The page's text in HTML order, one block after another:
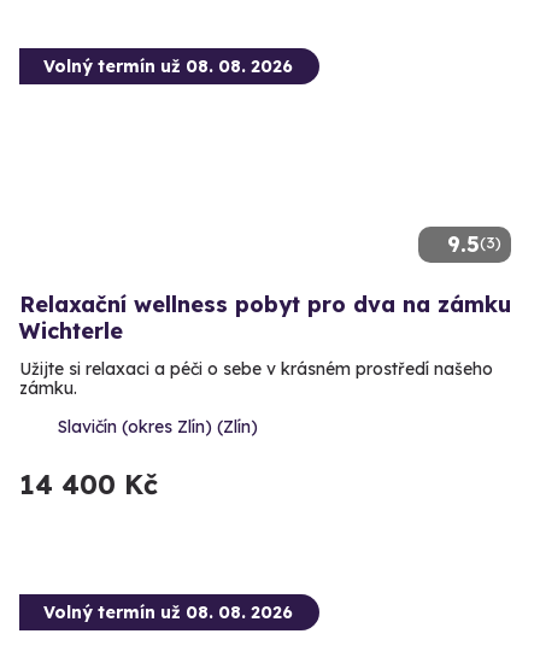
9.5(3)
Volný termín už 08. 08. 2026
Relaxační wellness pobyt pro dva na zámku
Wichterle
Užijte si relaxaci a péči o sebe v krásném prostředí našeho
zámku.
Slavičín (okres Zlín) (Zlín)
14 400 Kč
Volný termín už 08. 08. 2026